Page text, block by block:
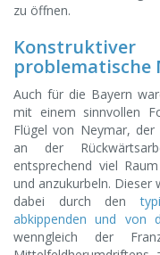
zu öffnen.
Auch für die Bayern
mit einem sinnvollen
Flügel von Neymar,
an der
entsprechend viel
und anzukurbeln. Dieser
dabei durch den
abkippenden und von
wenngleich der